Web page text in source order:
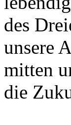
des
unsere
mitten
die